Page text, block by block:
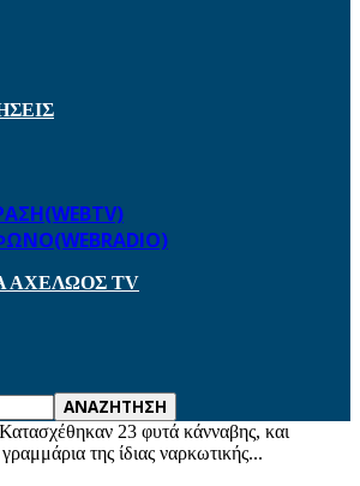
ΑΧΕΛΩΟΣ TV
Κατασχέθηκαν 23 φυτά κάνναβης, και
της ίδιας ναρκωτικής...